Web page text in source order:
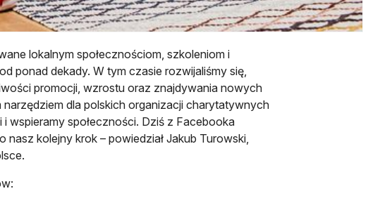
lokalnym społecznościom, szkoleniom i
ponad dekady. W tym czasie rozwijaliśmy się,
promocji, wzrostu oraz znajdywania nowych
dla polskich organizacji charytatywnych
wspieramy społeczności. Dziś z Facebooka
kolejny krok – powiedział Jakub Turowski,